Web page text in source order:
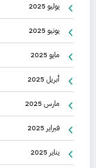
يوليو 2025
يونيو 2025
مايو 2025
أبريل 2025
مارس 2025
فبراير 2025
يناير 2025